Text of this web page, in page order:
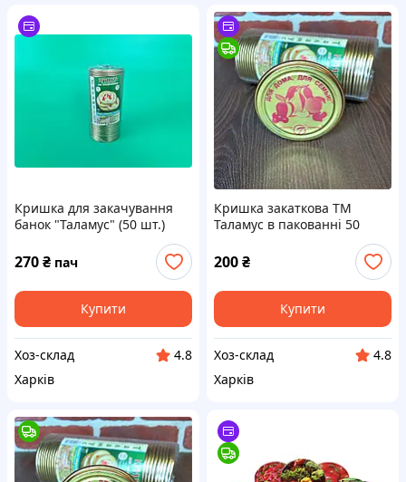
Кришка для закачування
банок "Таламус" (50 шт.)
270₴ пач
Купити
Хоз-склад
4.8
Харків
Кришка закаткова ТМ
Таламус в пакованні 50
200₴
Купити
Хоз-склад
4.8
Харків